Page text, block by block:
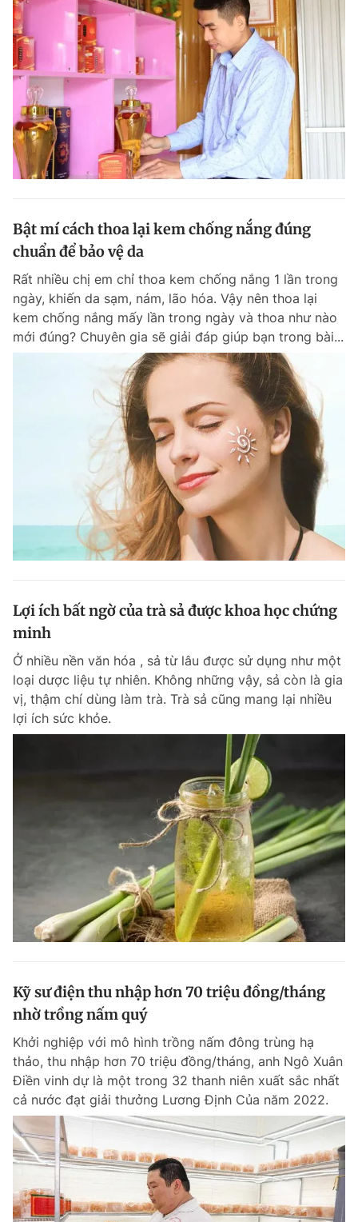
Bật mí cách thoa lại kem chống nắng đúng
chuẩn để bảo vệ da
Rất nhiều chị em chỉ thoa kem chống nắng 1 lần trong
ngày, khiến da sạm, nám, lão hóa. Vậy nên thoa lại
kem chống nắng mấy lần trong ngày và thoa như nào
mới đúng? Chuyên gia sẽ giải đáp giúp bạn trong bài...
Lợi ích bất ngờ của trà sả được khoa học chứng
minh
Ở nhiều nền văn hóa , sả từ lâu được sử dụng như một
loại dược liệu tự nhiên. Không những vậy, sả còn là gia
vị, thậm chí dùng làm trà. Trà sả cũng mang lại nhiều
lợi ích sức khỏe.
Kỹ sư điện thu nhập hơn 70 triệu đồng/tháng
nhờ trồng nấm quý
Khởi nghiệp với mô hình trồng nấm đông trùng hạ
thảo, thu nhập hơn 70 triệu đồng/tháng, anh Ngô Xuân
Điền vinh dự là một trong 32 thanh niên xuất sắc nhất
cả nước đạt giải thưởng Lương Định Của năm 2022.